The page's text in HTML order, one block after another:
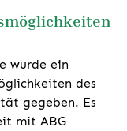
wurde ein
des
gegeben. Es
mit ABG